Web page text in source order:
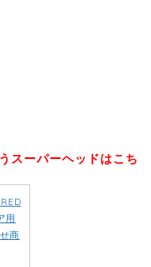
スーパーヘッドはこち
用
商